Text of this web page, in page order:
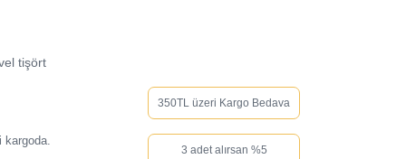
tişört
kargoda.
350TL üzeri Kargo Bedava
3 adet alırsan %5